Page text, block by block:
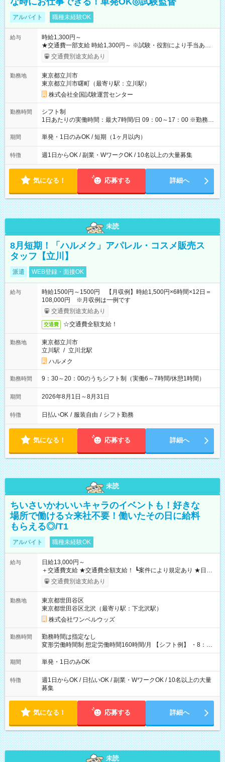
アルバイト 職種未経験OK
給与
時給1,300円～
★交通費一部支給 時給1,300円～ ※試験・役割により手当あり
※勤務回数により昇給あり 【即給（前払い）オプションあ
り！】 希望される場合、勤務から1週間ほどで給与の一部を受け
例】 ・河合塾模擬試験 8:30～17:30（休憩1時間） 時給1,300円
×8時間＝日収10,400円＋交通費 ※当日の役割により時給＋100
円の場合あり ・国家試験 7:00～13:30（休憩なし） 時給1,300
円（役割手当＋100円）×6時間＝日収8,400円＋交通費 【試用期
間】試用期間なし
交通費別途支給あり
勤務地
東京都立川市
東京都立川市曙町（最寄り駅：立川駅）
株式会社全国試験運営センター
勤務時間
シフト制
1日あたりの実働時間：最大7時間/日 09：00～17：00 ※勤務時
間は 試験により異なります。
期間 単発・1日のみOK / 短期（1ヶ月以内）
特徴 週1日からOK / 副業・WワークOK / 10名以上の大量募集
気になる！ 応募する 詳細へ
未読
8月短期！「ハルメク」アパレル・コスメ販売ス
タッフ【立川】
派遣 WEB登録・面接OK
給与
時給1500円～1500円 【月収例】時給1,500円×6時間×12日＝
108,000円 ※月収例は一例です
交通費別途支給あり
交通費 ☆交通費全額支給！
勤務地
東京都立川市
立川駅 / 立川北駅
ハルメク
勤務時間 9：30～20：00のうちシフト制（実働6～7時間/休憩1時間）
期間 2026年8月1日～8月31日
特徴 日払いOK / 服装自由 / シフト勤務
気になる！ 応募する 詳細へ
未読
ちいさいかわいいキャラのイベントも！好きな
場所で働ける☆来社不要！働いたその日に給料
もらえる◎/T1
アルバイト 職種未経験OK
給与
日給13,000円～
＋交通費支給 ★交通費全額支給！ ┗案件により規定あり ★日払
いOK！（規定あり） ┗働いたその日に現金GET♪ お仕事後はコ
ンビニATMから 日払い分を引き落とせます！ 【試用期間】試
交通費別途支給あり
勤務地
東京都世田谷区
東京都世田谷区北沢（最寄り駅：下北沢駅）
株式会社ワンベルウッズ
勤務時間
勤務時間は指定なし
変形労働時間制 想定労働時間160時間/月 【シフト例】 ・8：00
～21：00
期間 単発・1日のみOK
特徴
週1日からOK / 日払いOK / 副業・WワークOK / 10名以上の大量
募集
気になる！ 応募する 詳細へ
未読